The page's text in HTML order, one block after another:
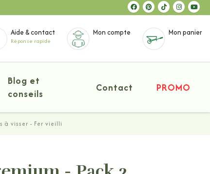
Aide & contact
Réponse rapide
Mon compte Mon panier
Blog et
conseils
Contact PROMO
à visser - Fer vieilli